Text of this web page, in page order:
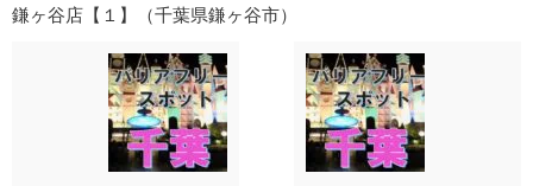
鎌ヶ谷店【１】（千葉県鎌ヶ谷市）